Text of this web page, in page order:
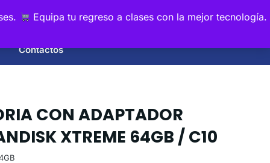
Equipa tu regreso a clases con la mejor tecnología.
Contactos
CON ADAPTADOR
XTREME 64GB / C10